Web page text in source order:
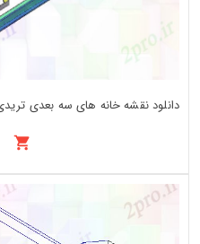
دانلود نقشه خانه های سه بعدی تریدی